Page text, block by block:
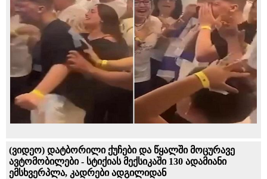
(ვიდეო) დატბორილი ქუჩები და წყალში მოცურავე
ავტომობილები - სტიქიას მექსიკაში 130 ადამიანი
ემსხვერპლა, კადრები ადგილიდან